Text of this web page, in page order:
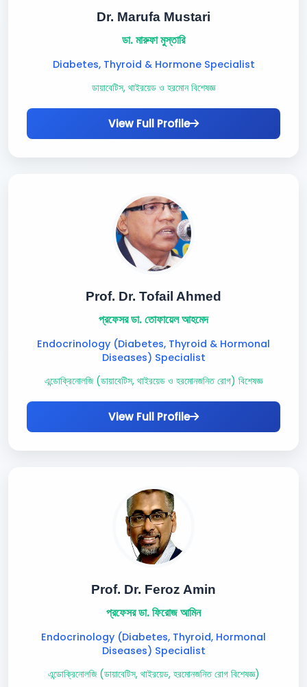
Dr. Marufa Mustari
ডা. মারুফা মুস্তারি
Diabetes, Thyroid & Hormone Specialist
ডায়াবেটিস, থাইরয়েড ও হরমোন বিশেষজ্ঞ
View Full Profile
Prof. Dr. Tofail Ahmed
প্রফেসর ডা. তোফায়েল আহমেদ
Endocrinology (Diabetes, Thyroid & Hormonal
Diseases) Specialist
এন্ডোক্রিনোলজি (ডায়াবেটিস, থাইরয়েড ও হরমোনজনিত রোগ) বিশেষজ্ঞ
View Full Profile
Prof. Dr. Feroz Amin
প্রফেসর ডা. ফিরোজ আমিন
Endocrinology (Diabetes, Thyroid, Hormonal
Diseases) Specialist
এন্ডোক্রিনোলজি (ডায়াবেটিস, থাইরয়েড, হরমোনজনিত রোগ বিশেষজ্ঞ)